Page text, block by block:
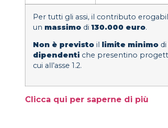
Per tutti gli assi, il contributo
un massimo di 130.000 euro.
Non è previsto il limite minimo
dipendenti che presentino
cui all’asse 1.2.
Clicca qui per saperne di più